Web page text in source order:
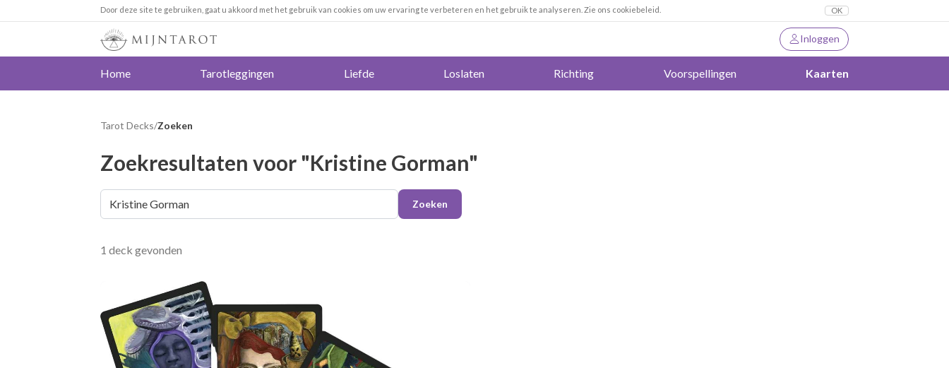
Door deze site te gebruiken, gaat u akkoord met het gebruik van cookies om uw ervaring te verbeteren en het gebruik te analyseren. Zie ons cookiebeleid. OK
Inloggen
Home Tarotleggingen Liefde Loslaten Richting Voorspellingen Kaarten
Tarot Decks/Zoeken
Zoekresultaten voor "Kristine Gorman"
Zoeken
1 deck gevonden